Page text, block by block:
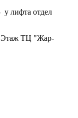
лифта отдел
Этаж ТЦ "Жар-